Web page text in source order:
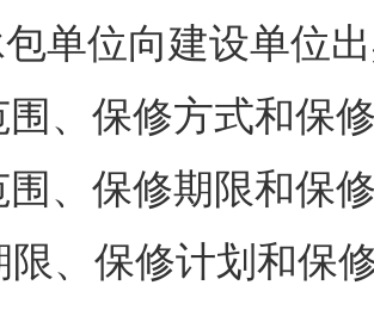
单位向建设单位
、保修方式和保
围、保修期限和保
限、保修计划和保